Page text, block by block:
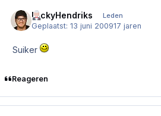
NickyHendriks Leden
Geplaatst:13 juni 200917 jaren
Suiker
Reageren